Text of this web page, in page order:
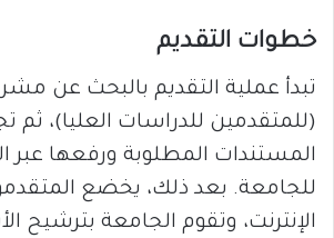
خطوات التقديم
تبدأ عملية التقديم بالبحث عن
(للمتقدمين للدراسات العليا)، ثم
المستندات المطلوبة ورفعها عبر
للجامعة. بعد ذلك، يخضع
الإنترنت، وتقوم الجامعة بترشيح